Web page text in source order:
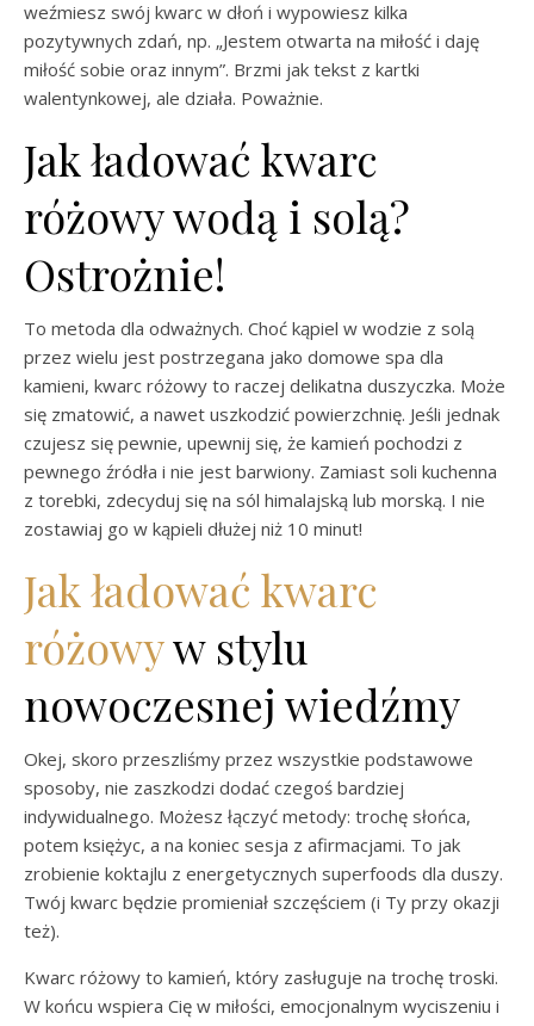
weźmiesz swój kwarc w dłoń i wypowiesz kilka
pozytywnych zdań, np. „Jestem otwarta na miłość i daję
miłość sobie oraz innym”. Brzmi jak tekst z kartki
walentynkowej, ale działa. Poważnie.
Jak ładować kwarc
różowy wodą i solą?
Ostrożnie!
To metoda dla odważnych. Choć kąpiel w wodzie z solą
przez wielu jest postrzegana jako domowe spa dla
kamieni, kwarc różowy to raczej delikatna duszyczka. Może
się zmatowić, a nawet uszkodzić powierzchnię. Jeśli jednak
czujesz się pewnie, upewnij się, że kamień pochodzi z
pewnego źródła i nie jest barwiony. Zamiast soli kuchenna
z torebki, zdecyduj się na sól himalajską lub morską. I nie
zostawiaj go w kąpieli dłużej niż 10 minut!
Jak ładować kwarc
różowyw stylu
nowoczesnej wiedźmy
Okej, skoro przeszliśmy przez wszystkie podstawowe
sposoby, nie zaszkodzi dodać czegoś bardziej
indywidualnego. Możesz łączyć metody: trochę słońca,
potem księżyc, a na koniec sesja z afirmacjami. To jak
zrobienie koktajlu z energetycznych superfoods dla duszy.
Twój kwarc będzie promieniał szczęściem (i Ty przy okazji
też).
Kwarc różowy to kamień, który zasługuje na trochę troski.
W końcu wspiera Cię w miłości, emocjonalnym wyciszeniu i